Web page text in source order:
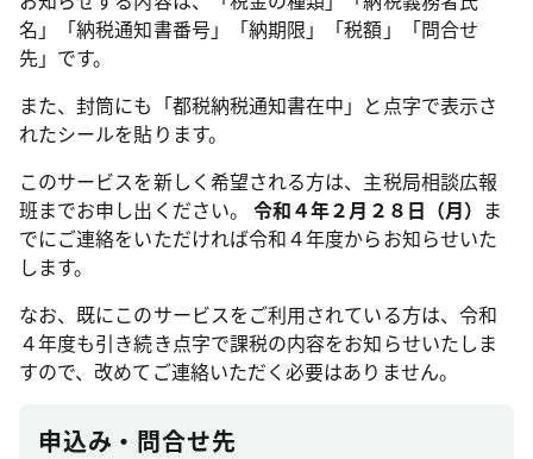
名」「納税通知書番号」「納期限」「税額」「問合せ
先」です。
また、封筒にも「都税納税通知書在中」と点字で表示さ
れたシールを貼ります。
このサービスを新しく希望される方は、主税局相談広報
班までお申し出ください。令和４年２月２８日（月） ま
でにご連絡をいただければ令和４年度からお知らせいた
します。
なお、既にこのサービスをご利用されている方は、令和
４年度も引き続き点字で課税の内容をお知らせいたしま
すので、改めてご連絡いただく必要はありません。
申込み・問合せ先